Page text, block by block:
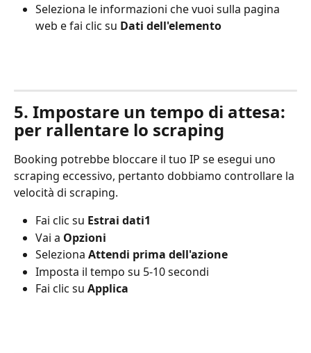
Seleziona le informazioni che vuoi sulla pagina
web e fai clic su Dati dell'elemento
5. Impostare un tempo di attesa:
per rallentare lo scraping
Booking potrebbe bloccare il tuo IP se esegui uno
scraping eccessivo, pertanto dobbiamo controllare la
velocità di scraping.
Fai clic su Estrai dati1
Vai a Opzioni
Seleziona Attendi prima dell'azione
Imposta il tempo su 5-10 secondi
Fai clic su Applica